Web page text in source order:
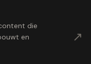
die
en
↗